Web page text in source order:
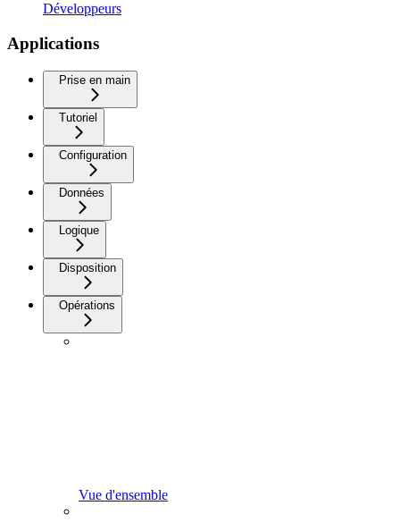
Développeurs
Applications
Prise en main
Tutoriel
Configuration
Données
Logique
Disposition
Opérations
Vue d'ensemble